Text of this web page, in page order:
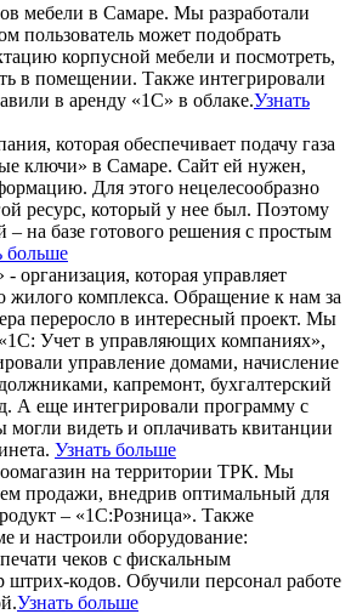
мебели в Самаре. Мы разработали
пользователь может подобрать
корпусной мебели и посмотреть,
в помещении. Также интегрировали
в аренду «1С» в облаке.Узнать
которая обеспечивает подачу газа
ключи» в Самаре. Сайт ей нужен,
Для этого нецелесообразно
ресурс, который у нее был. Поэтому
– на базе готового решения с простым
больше
организация, которая управляет
жилого комплекса. Обращение к нам за
переросло в интересный проект. Мы
Учет в управляющих компаниях»,
управление домами, начисление
капремонт, бухгалтерский
А еще интегрировали программу с
видеть и оплачивать квитанции
Узнать больше
на территории ТРК. Мы
продажи, внедрив оптимальный для
– «1С:Розница». Также
и настроили оборудование:
чеков с фискальным
штрих-кодов. Обучили персонал работе
Узнать больше